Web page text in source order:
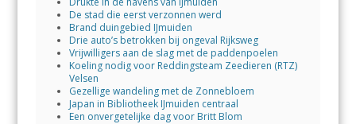
De stad die eerst verzonnen werd
Brand duingebied IJmuiden
Drie auto’s betrokken bij ongeval Rijksweg
Vrijwilligers aan de slag met de paddenpoelen
Koeling nodig voor Reddingsteam Zeedieren (RTZ)
Velsen
Gezellige wandeling met de Zonnebloem
Japan in Bibliotheek IJmuiden centraal
Een onvergetelijke dag voor Britt Blom